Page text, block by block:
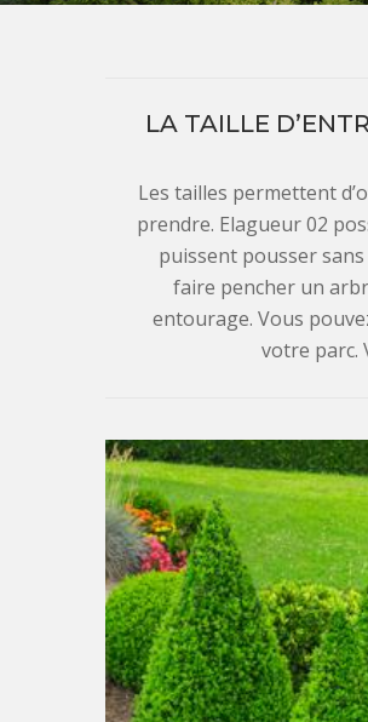
LA TAILLE
Les tailles permettent
prendre. Elagueur 02
puissent pousser
faire pencher un
entourage. Vous
votre parc.